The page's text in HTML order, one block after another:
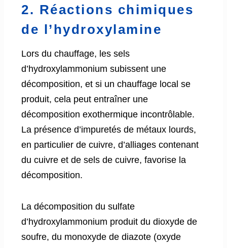
2. Réactions chimiques
de l’hydroxylamine
Lors du chauffage, les sels
d’hydroxylammonium subissent une
décomposition, et si un chauffage local se
produit, cela peut entraîner une
décomposition exothermique incontrôlable.
La présence d’impuretés de métaux lourds,
en particulier de cuivre, d’alliages contenant
du cuivre et de sels de cuivre, favorise la
décomposition.
La décomposition du sulfate
d’hydroxylammonium produit du dioxyde de
soufre, du monoxyde de diazote (oxyde